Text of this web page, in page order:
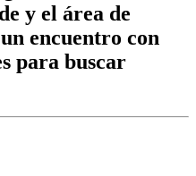
y el área de
encuentro con
para buscar